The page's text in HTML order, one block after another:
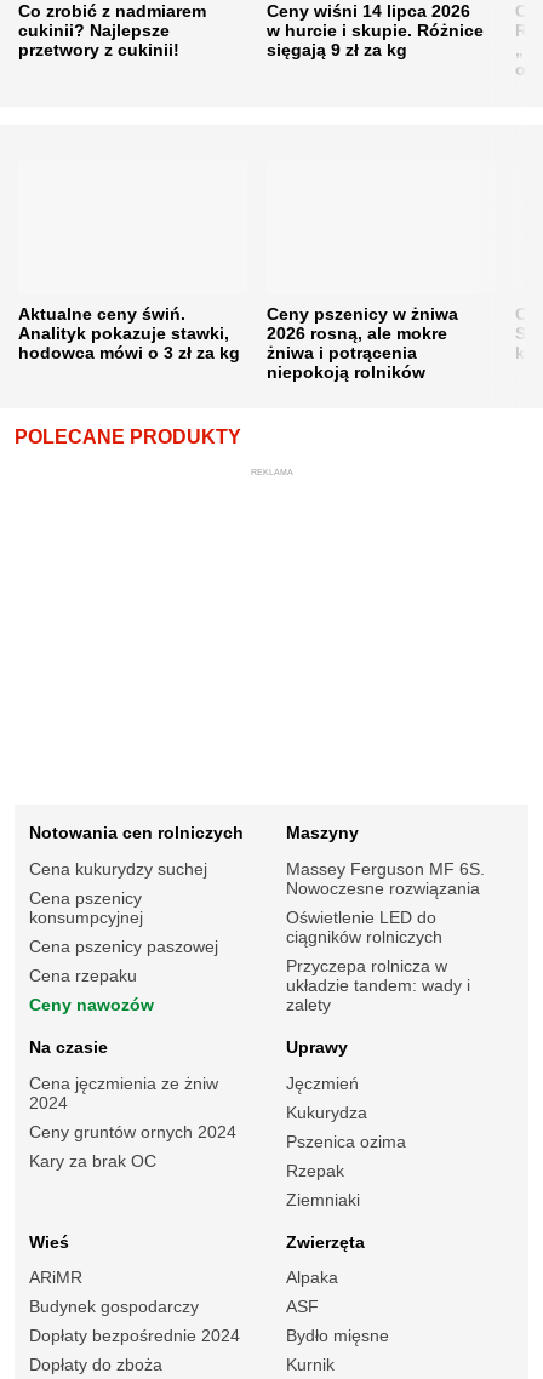
Co zrobić z nadmiarem
cukinii? Najlepsze
przetwory z cukinii!
Ceny wiśni 14 lipca 2026
w hurcie i skupie. Różnice
sięgają 9 zł za kg
Aktualne ceny świń.
Analityk pokazuje stawki,
hodowca mówi o 3 zł za kg
Ceny pszenicy w żniwa
2026 rosną, ale mokre
żniwa i potrącenia
niepokoją rolników
POLECANE PRODUKTY
REKLAMA
Notowania cen rolniczych
Cena kukurydzy suchej
Cena pszenicy
konsumpcyjnej
Cena pszenicy paszowej
Cena rzepaku
Ceny nawozów
Maszyny
Massey Ferguson MF 6S.
Nowoczesne rozwiązania
Oświetlenie LED do
ciągników rolniczych
Przyczepa rolnicza w
układzie tandem: wady i
zalety
Na czasie
Cena jęczmienia ze żniw
2024
Ceny gruntów ornych 2024
Kary za brak OC
Uprawy
Jęczmień
Kukurydza
Pszenica ozima
Rzepak
Ziemniaki
Wieś
ARiMR
Budynek gospodarczy
Dopłaty bezpośrednie 2024
Dopłaty do zboża
Zwierzęta
Alpaka
ASF
Bydło mięsne
Kurnik